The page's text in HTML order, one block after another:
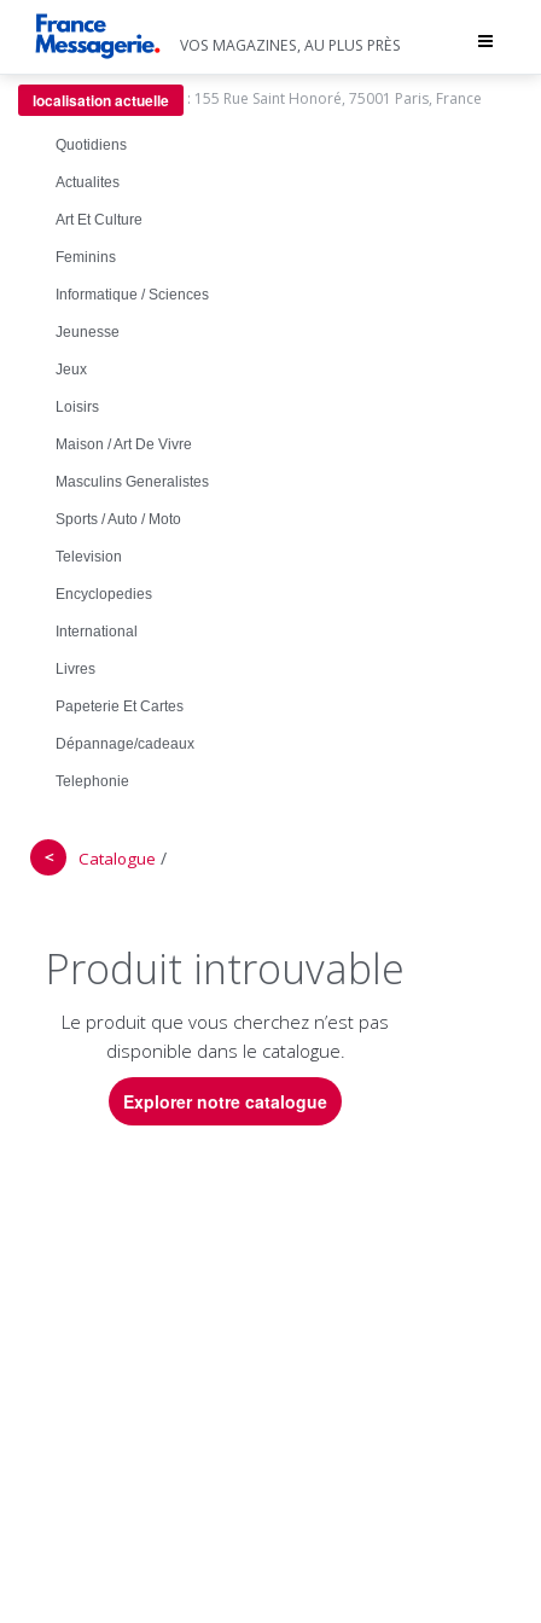
Toggle
VOS MAGAZINES, AU PLUS PRÈS
localisation actuelle : 155 Rue Saint Honoré, 75001 Paris, France
Quotidiens
Actualites
Art Et Culture
Feminins
Informatique / Sciences
Jeunesse
Jeux
Loisirs
Maison / Art De Vivre
Masculins Generalistes
Sports / Auto / Moto
Television
Encyclopedies
International
Livres
Papeterie Et Cartes
Dépannage/cadeaux
Telephonie
＜ Catalogue /
Produit introuvable
Le produit que vous cherchez n’est pas
disponible dans le catalogue.
Explorer notre catalogue